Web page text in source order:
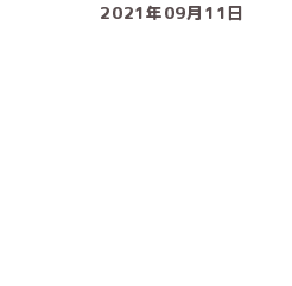
2021年09月11日